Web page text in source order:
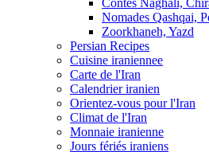
Contes Naghali,
Nomades Qashqai,
Zoorkhaneh, Yazd
Persian Recipes
Cuisine iraniennee
Carte de l'Iran
Calendrier iranien
Orientez-vous pour l'Iran
Climat de l'Iran
Monnaie iranienne
Jours fériés iraniens